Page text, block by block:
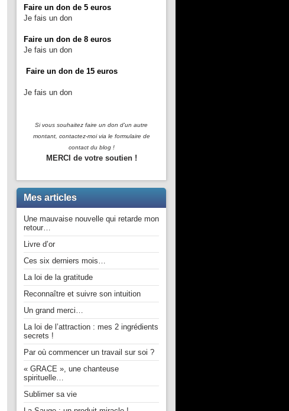
Faire un don de 5 euros
Je fais un don
Faire un don de 8 euros
Je fais un don
Faire un don de 15 euros
Je fais un don
Si vous souhaitez faire un don d'un autre
montant, contactez-moivia le formulaire de
contact du blog !
MERCI de votre soutien !
Mes articles
Une mauvaise nouvelle qui retarde mon
retour…
Livre d’or
Ces six derniers mois…
La loi de la gratitude
Reconnaître et suivre son intuition
Un grand merci…
La loi de l’attraction : mes 2 ingrédients
secrets !
Par où commencer un travail sur soi ?
« GRACE », une chanteuse
spirituelle…
Sublimer sa vie